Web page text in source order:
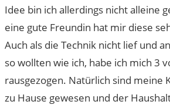
Idee bin ich allerdings nicht alleine
eine gute Freundin hat mir diese
Auch als die Technik nicht lief und
so wollten wie ich, habe ich mich 3
rausgezogen. Natürlich sind meine
zu Hause gewesen und der